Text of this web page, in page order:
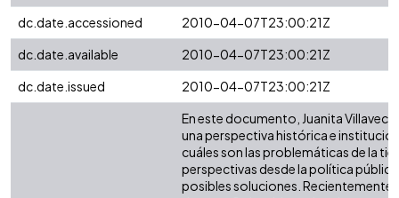
dc.date.accessioned
2010-04-07T23:00:21Z
dc.date.available
2010-04-07T23:00:21Z
dc.date.issued
2010-04-07T23:00:21Z
En este documento, Juanita
una perspectiva histórica e
cuáles son las problemáticas de la
perspectivas desde la política
posibles soluciones. Recientemente,